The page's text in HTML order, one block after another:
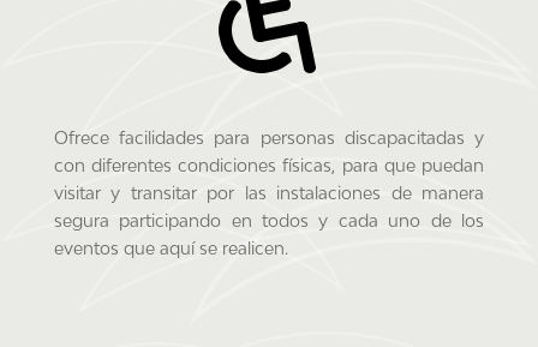
Ofrece facilidades para personas discapacitadas y
con diferentes condiciones físicas, para que puedan
visitar y transitar por las instalaciones de manera
segura participando en todos y cada uno de los
eventos que aquí se realicen.